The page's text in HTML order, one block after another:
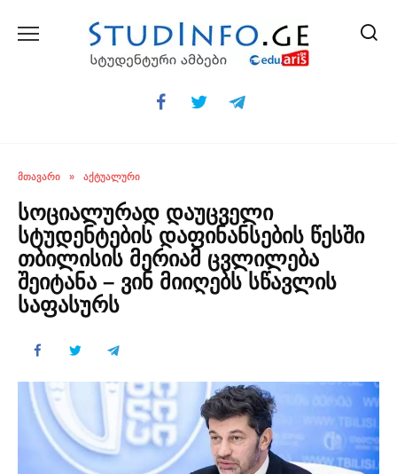
ᲛᲗᲐᲕᲐᲠᲘ » ᲐᲥᲢᲣᲐᲚᲣᲠᲘ
სოციალურად დაუცველი
სტუდენტების დაფინანსების წესში
თბილისის მერიამ ცვლილება
შეიტანა – ვინ მიიღებს სწავლის
საფასურს